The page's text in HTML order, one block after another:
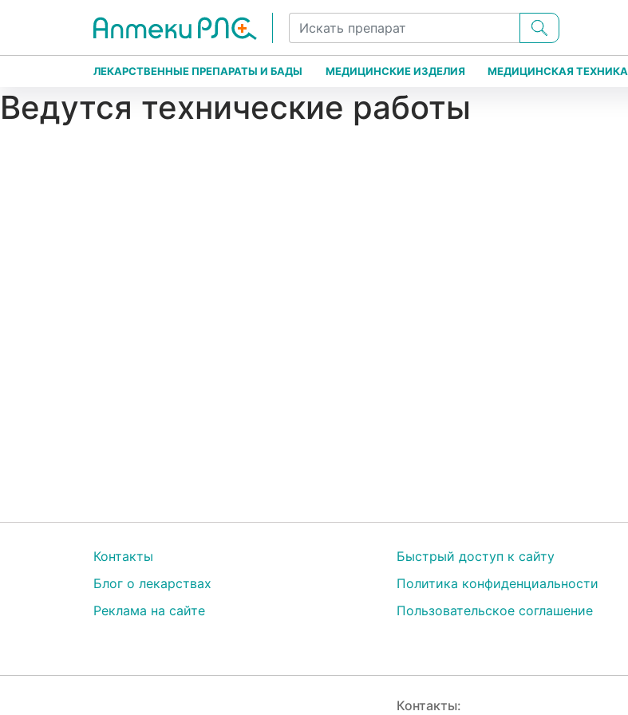
ЛЕКАРСТВЕННЫЕ ПРЕПАРАТЫ И БАДЫ МЕДИЦИНСКИЕ ИЗДЕЛИЯ МЕДИЦИНСКАЯ ТЕХНИКА
Ведутся технические работы
Контакты
Блог о лекарствах
Реклама на сайте
Быстрый доступ к сайту
Политика конфиденциальности
Пользовательское соглашение
Контакты: